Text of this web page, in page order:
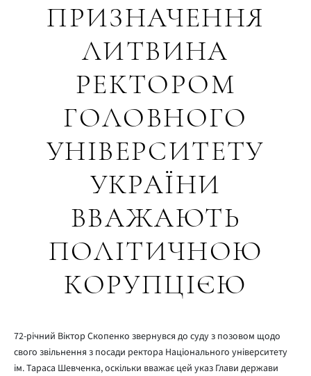
ПРИЗНАЧЕННЯ
ЛИТВИНА
РЕКТОРОМ
ГОЛОВНОГО
УНІВЕРСИТЕТУ
УКРАЇНИ
ВВАЖАЮТЬ
ПОЛІТИЧНОЮ
КОРУПЦІЄЮ
72-річний Віктор Скопенко звернувся до суду з позовом щодо
свого звільнення з посади ректора Національного університету
ім. Тараса Шевченка, оскільки вважає цей указ Глави держави